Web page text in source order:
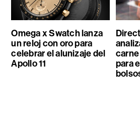
Omega x Swatch lanza
un reloj con oro para
celebrar el alunizaje del
Apollo 11
para